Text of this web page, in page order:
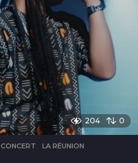
204 0
,CONCERT ,LA RÉUNION